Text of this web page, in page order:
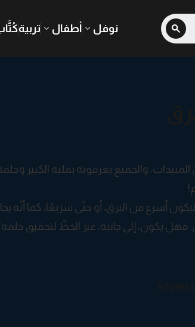
نوفل أطفال تربية
والجميع يعرفونه بقلبه الكبير
أسرع من البرق، أو حتّى سريعًا، كما أنّه
فهل يكون، إلى جانبه، غير الحظّ لتحقيق